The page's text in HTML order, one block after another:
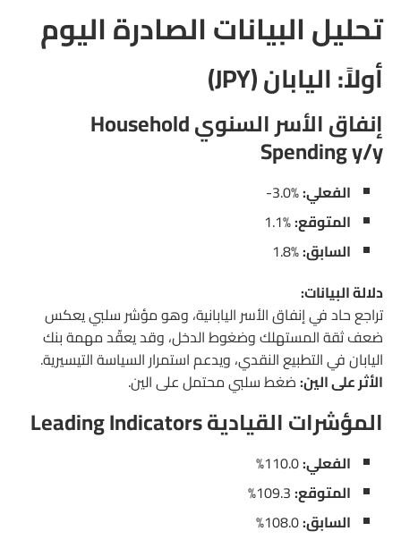
تحليل البيانات الصادرة اليوم
أولاً: اليابان (JPY)
إنفاق الأسر السنوي Household
Spending y/y
الفعلي:
المتوقع:
السابق:
دلالة البيانات:
تراجع حاد في إنفاق الأسر اليابانية، وهو مؤشر سلبي يعكس
ضعف ثقة المستهلك وضغوط الدخل، وقد يعقّد مهمة بنك
اليابان في التطبيع النقدي، ويدعم استمرار السياسة التيسيرية.
الأثر على الين:ضغط سلبي محتمل على الين.
المؤشرات القيادية Leading Indicators
الفعلي:
المتوقع:
السابق: